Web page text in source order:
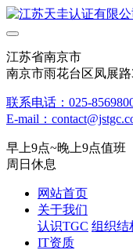
江苏省南京市
南京市雨花台区凤展
联系电话：025-
E-mail：
早上9点~晚上9点值班
周日休息
网站首页
关于我们
认识TGC 组织结
IT资质